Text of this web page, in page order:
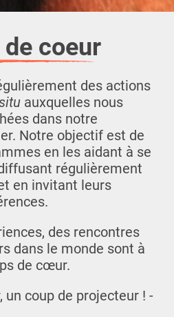
coeur
des actions
auxquelles nous
dans notre
Notre objectif est de
en les aidant à se
régulièrement
en invitant leurs
des rencontres
dans le monde sont à
de cœur.
un coup de projecteur ! -